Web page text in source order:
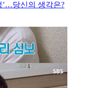
’…당신의 생각은?